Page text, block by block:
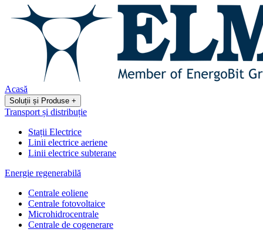
Acasă
Soluții și Produse +
Transport și distribuție
Stații Electrice
Linii electrice aeriene
Linii electrice subterane
Energie regenerabilă
Centrale eoliene
Centrale fotovoltaice
Microhidrocentrale
Centrale de cogenerare